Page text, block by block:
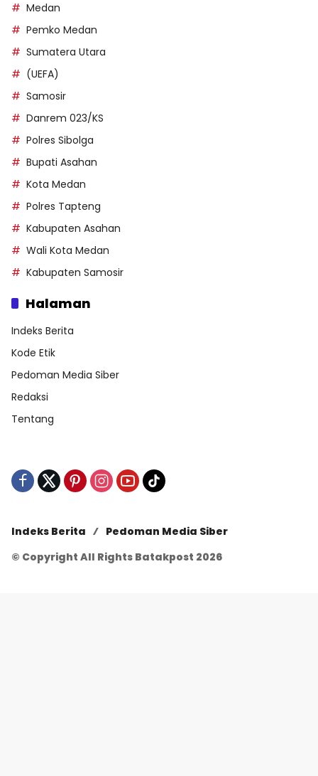
Medan
Pemko Medan
Sumatera Utara
(UEFA)
Samosir
Danrem 023/KS
Polres Sibolga
Bupati Asahan
Kota Medan
Polres Tapteng
Kabupaten Asahan
Wali Kota Medan
Kabupaten Samosir
Halaman
Indeks Berita
Kode Etik
Pedoman Media Siber
Redaksi
Tentang
Indeks Berita
Pedoman Media Siber
© Copyright All Rights Batakpost 2026